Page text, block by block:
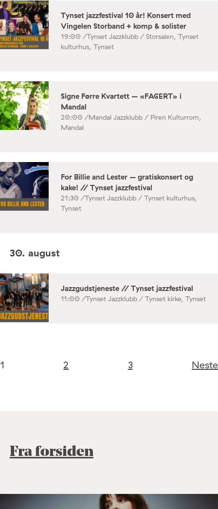
Tynset jazzfestival 10 år! Konsert med
Vingelen Storband + komp & solister
19:00 /Tynset Jazzklubb / Storsalen, Tynset
kulturhus, Tynset
Signe Førre Kvartett – «FAGERT» i
Mandal
20:00 /Mandal Jazzklubb / Piren Kulturrom,
Mandal
For Billie and Lester – gratiskonsert og
kake! // Tynset jazzfestival
21:30 /Tynset Jazzklubb / Tynset kulturhus,
Tynset
30. august
Jazzgudstjeneste // Tynset jazzfestival
11:00 /Tynset Jazzklubb / Tynset kirke, Tynset
1 2 3 Neste
Fra forsiden